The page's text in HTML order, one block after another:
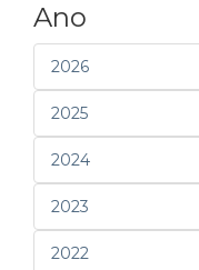
Ano
2026
2025
2024
2023
2022